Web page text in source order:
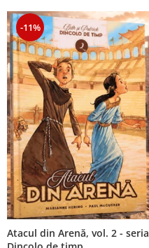
Sanatate / nutritie
-11%
Atacul din Arenă, vol. 2 - seria